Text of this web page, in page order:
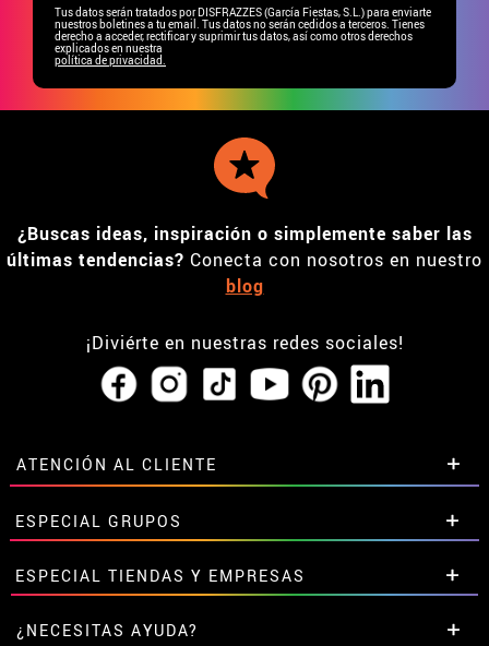
Tus datos serán tratados por DISFRAZZES (García Fiestas, S.L.) para enviarte
nuestros boletines a tu email. Tus datos no serán cedidos a terceros. Tienes
derecho a acceder, rectificar y suprimir tus datos, así como otros derechos
explicados en nuestra
política de privacidad.
¿Buscas ideas, inspiración o simplemente saber las
últimas tendencias? Conecta con nosotros en nuestro
blog
¡Diviérte en nuestras redes sociales!
ATENCIÓN AL CLIENTE
• Horario tienda IBI
•Descuento estudiantes
• Sobre nosotros
• Condiciones de venta
• Aviso legal yPrivacidad
ESPECIAL GRUPOS
Descuentos especiales para grupos.
Contáctanos aquí
ESPECIAL TIENDAS Y EMPRESAS
Descuentos exclusivos para tiendas y empresas.
¿NECESITAS AYUDA?